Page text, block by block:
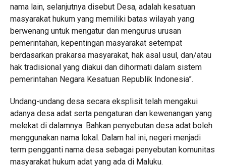
nama lain, selanjutnya disebut Desa, adalah kesatuan
masyarakat hukum yang memiliki batas wilayah yang
berwenang untuk mengatur dan mengurus urusan
pemerintahan, kepentingan masyarakat setempat
berdasarkan prakarsa masyarakat, hak asal usul, dan/atau
hak tradisional yang diakui dan dihormati dalam sistem
pemerintahan Negara Kesatuan Republik Indonesia”.
Undang-undang desa secara eksplisit telah mengakui
adanya desa adat serta pengaturan dan kewenangan yang
melekat di dalamnya. Bahkan penyebutan desa adat boleh
menggunakan nama lokal. Dalam hal ini, negeri menjadi
term pengganti nama desa sebagai penyebutan komunitas
masyarakat hukum adat yang ada di Maluku.